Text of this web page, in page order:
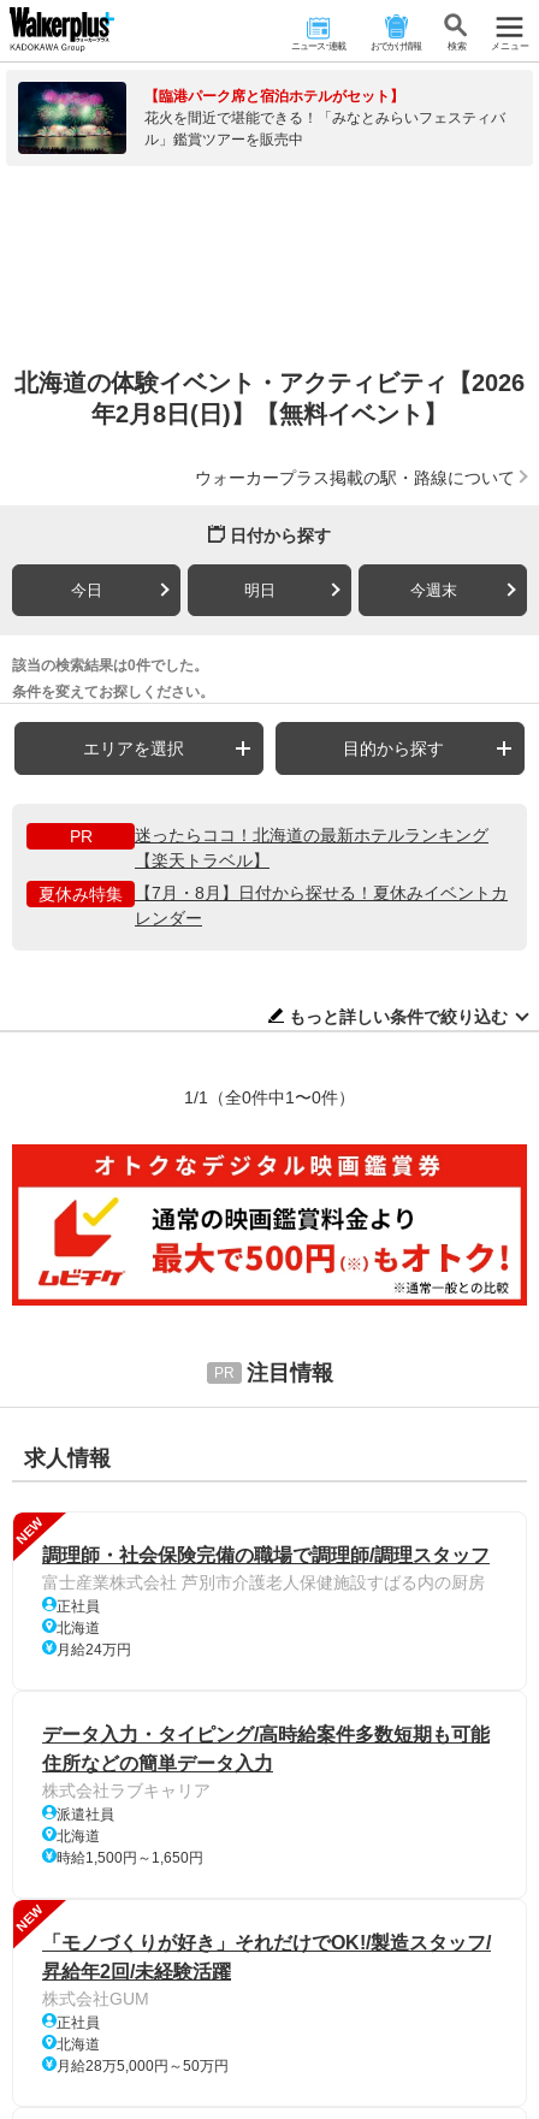
ニュース･連載 おでかけ情報 検 索 メニュー
【臨港パーク席と宿泊ホテルがセット】
花火を間近で堪能できる！「みなとみらいフェスティバ
ル」鑑賞ツアーを販売中
北海道の体験イベント・アクティビティ【2026
年2月8日(日)】【無料イベント】
ウォーカープラス掲載の駅・路線について
日付から探す
今日 明日 今週末
該当の検索結果は0件でした。
条件を変えてお探しください。
エリアを選択 目的から探す
PR
迷ったらココ！北海道の最新ホテルランキング
【楽天トラベル】
夏休み特集
【7月・8月】日付から探せる！夏休みイベントカ
レンダー
もっと詳しい条件で絞り込む
1/1 （全0件中1〜0件）
注目情報
求人情報
NEW
調理師・社会保険完備の職場で調理師/調理スタッフ
富士産業株式会社 芦別市介護老人保健施設すばる内の厨房
正社員
北海道
月給24万円
データ入力・タイピング/高時給案件多数短期も可能
住所などの簡単データ入力
株式会社ラブキャリア
派遣社員
北海道
時給1,500円～1,650円
NEW
「モノづくりが好き」それだけでOK!/製造スタッフ/
昇給年2回/未経験活躍
株式会社GUM
正社員
北海道
月給28万5,000円～50万円